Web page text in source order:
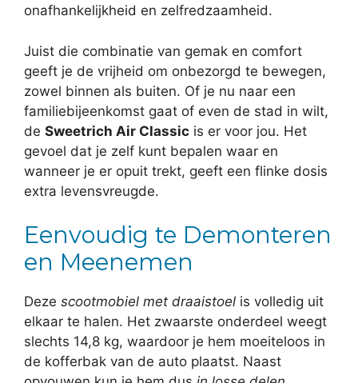
onafhankelijkheid en zelfredzaamheid.
Juist die combinatie van gemak en comfort
geeft je de vrijheid om onbezorgd te bewegen,
zowel binnen als buiten. Of je nu naar een
familiebijeenkomst gaat of even de stad in wilt,
de Sweetrich Air Classic is er voor jou. Het
gevoel dat je zelf kunt bepalen waar en
wanneer je er opuit trekt, geeft een flinke dosis
extra levensvreugde.
Eenvoudig te Demonteren
en Meenemen
Deze scootmobiel met draaistoel is volledig uit
elkaar te halen. Het zwaarste onderdeel weegt
slechts 14,8 kg, waardoor je hem moeiteloos in
de kofferbak van de auto plaatst. Naast